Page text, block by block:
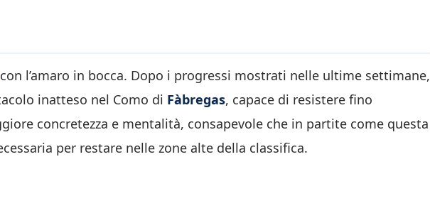
con l’amaro in bocca. Dopo i progressi mostrati nelle ultime settimane,
inatteso nel Como di Fàbregas, capace di resistere fino
concretezza e mentalità, consapevole che in partite come questa
per restare nelle zone alte della classifica.